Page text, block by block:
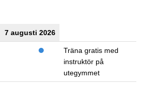
7 augusti 2026
Träna gratis med
instruktör på
utegymmet